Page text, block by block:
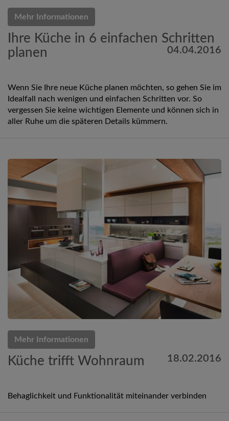
Mehr Informationen
Ihre Küche in 6 einfachen Schritten
planen
04.04.2016
Wenn Sie Ihre neue Küche planen möchten, so gehen Sie im
Idealfall nach wenigen und einfachen Schritten vor. So
vergessen Sie keine wichtigen Elemente und können sich in
aller Ruhe um die späteren Details kümmern.
Mehr Informationen
Küche trifft Wohnraum 18.02.2016
Behaglichkeit und Funktionalität miteinander verbinden